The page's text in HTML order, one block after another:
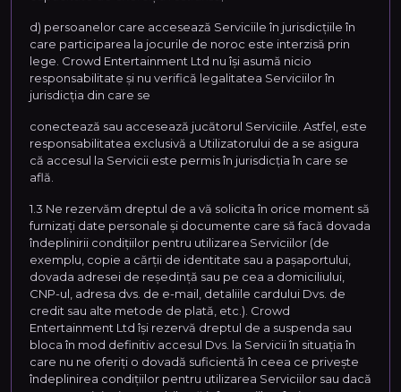
d) persoanelor care accesează Serviciile în jurisdicțiile în
care participarea la jocurile de noroc este interzisă prin
lege. Crowd Entertainment Ltd nu își asumă nicio
responsabilitate și nu verifică legalitatea Serviciilor în
jurisdicția din care se
conectează sau accesează jucătorul Serviciile. Astfel, este
responsabilitatea exclusivă a Utilizatorului de a se asigura
că accesul la Servicii este permis în jurisdicția în care se
află.
1.3 Ne rezervăm dreptul de a vă solicita în orice moment să
furnizați date personale și documente care să facă dovada
îndeplinirii condițiilor pentru utilizarea Serviciilor (de
exemplu, copie a cărții de identitate sau a pașaportului,
dovada adresei de reședință sau pe cea a domiciliului,
CNP-ul, adresa dvs. de e-mail, detaliile cardului Dvs. de
credit sau alte metode de plată, etc.). Crowd
Entertainment Ltd își rezervă dreptul de a suspenda sau
bloca în mod definitiv accesul Dvs. la Servicii în situația în
care nu ne oferiți o dovadă suficientă în ceea ce privește
îndeplinirea condițiilor pentru utilizarea Serviciilor sau dacă